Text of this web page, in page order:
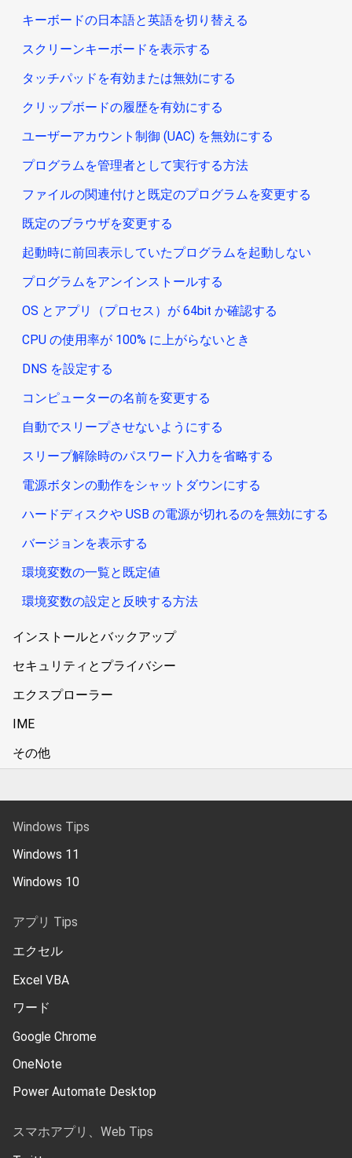
キーボードの日本語と英語を切り替える
スクリーンキーボードを表示する
タッチパッドを有効または無効にする
クリップボードの履歴を有効にする
ユーザーアカウント制御 (UAC) を無効にする
プログラムを管理者として実行する方法
ファイルの関連付けと既定のプログラムを変更する
既定のブラウザを変更する
起動時に前回表示していたプログラムを起動しない
プログラムをアンインストールする
OS とアプリ（プロセス）が 64bit か確認する
CPU の使用率が 100% に上がらないとき
DNS を設定する
コンピューターの名前を変更する
自動でスリープさせないようにする
スリープ解除時のパスワード入力を省略する
電源ボタンの動作をシャットダウンにする
ハードディスクや USB の電源が切れるのを無効にする
バージョンを表示する
環境変数の一覧と既定値
環境変数の設定と反映する方法
インストールとバックアップ
セキュリティとプライバシー
エクスプローラー
IME
その他
Windows Tips
Windows 11
Windows 10
アプリ Tips
エクセル
Excel VBA
ワード
Google Chrome
OneNote
Power Automate Desktop
スマホアプリ、Web Tips